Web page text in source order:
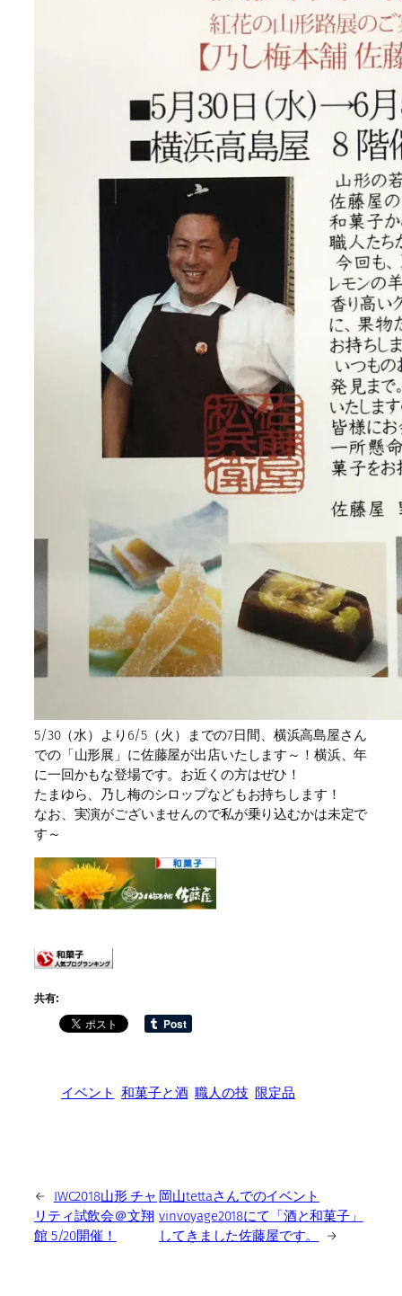
5/30（水）より6/5（火）までの7日間、横浜高島屋さん
での「山形展」に佐藤屋が出店いたします～！横浜、年
に一回かもな登場です。お近くの方はぜひ！
たまゆら、乃し梅のシロップなどもお持ちします！
なお、実演がございませんので私が乗り込むかは未定で
す～
共有:
イベント 和菓子と酒 職人の技 限定品
←
IWC2018山形 チャ
リティ試飲会＠文翔
館 5/20開催！
岡山tettaさんでのイベント
vinvoyage2018にて「酒と和菓子」
してきました佐藤屋です。
→